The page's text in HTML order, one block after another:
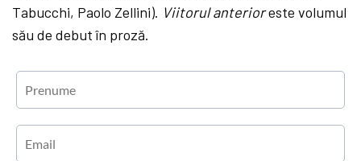
Tabucchi, Paolo Zellini). Viitorul anterioreste volumul
său de debut în proză.